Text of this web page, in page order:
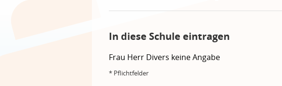
In diese Schule eintragen
Frau Herr Divers keine Angabe
* Pflichtfelder